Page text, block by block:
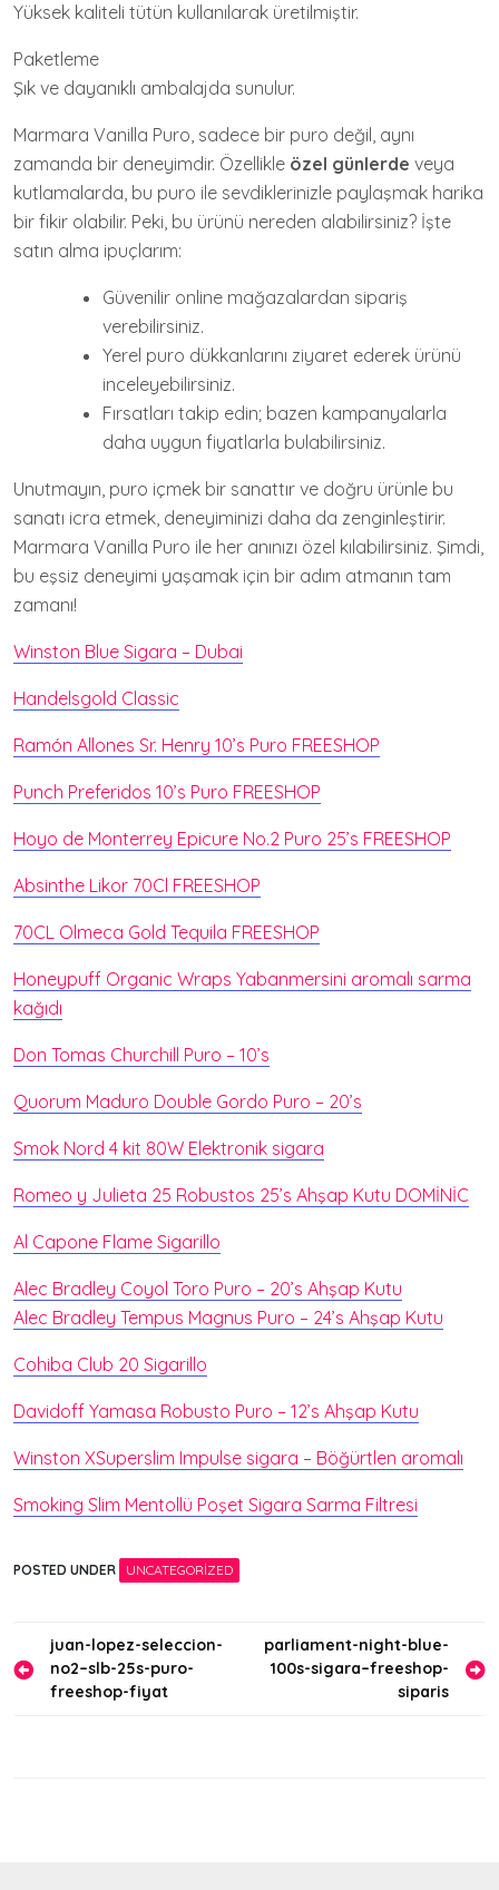
Yüksek kaliteli tütün kullanılarak üretilmiştir.
Paketleme
Şık ve dayanıklı ambalajda sunulur.
Marmara Vanilla Puro, sadece bir puro değil, aynı
zamanda bir deneyimdir. Özellikle özel günlerde veya
kutlamalarda, bu puro ile sevdiklerinizle paylaşmak harika
bir fikir olabilir. Peki, bu ürünü nereden alabilirsiniz? İşte
satın alma ipuçlarım:
Güvenilir online mağazalardan sipariş
verebilirsiniz.
Yerel puro dükkanlarını ziyaret ederek ürünü
inceleyebilirsiniz.
Fırsatları takip edin; bazen kampanyalarla
daha uygun fiyatlarla bulabilirsiniz.
Unutmayın, puro içmek bir sanattır ve doğru ürünle bu
sanatı icra etmek, deneyiminizi daha da zenginleştirir.
Marmara Vanilla Puro ile her anınızı özel kılabilirsiniz. Şimdi,
bu eşsiz deneyimi yaşamak için bir adım atmanın tam
zamanı!
Winston Blue Sigara – Dubai
Handelsgold Classic
Ramón Allones Sr. Henry 10’s Puro FREESHOP
Punch Preferidos 10’s Puro FREESHOP
Hoyo de Monterrey Epicure No.2 Puro 25’s FREESHOP
Absinthe Likor 70Cl FREESHOP
70CL Olmeca Gold Tequila FREESHOP
Honeypuff Organic Wraps Yabanmersini aromalı sarma
kağıdı
Don Tomas Churchill Puro – 10’s
Quorum Maduro Double Gordo Puro – 20’s
Smok Nord 4 kit 80W Elektronik sigara
Romeo y Julieta 25 Robustos 25’s Ahşap Kutu DOMİNİC
Al Capone Flame Sigarillo
Alec Bradley Coyol Toro Puro – 20’s Ahşap Kutu
Alec Bradley Tempus Magnus Puro – 24’s Ahşap Kutu
Cohiba Club 20 Sigarillo
Davidoff Yamasa Robusto Puro – 12’s Ahşap Kutu
Winston XSuperslim Impulse sigara – Böğürtlen aromalı
Smoking Slim Mentollü Poşet Sigara Sarma Filtresi
POSTED UNDER UNCATEGORIZED
Yazı
gezinmesi
juan-lopez-seleccion-
no2–slb-25s-puro-
freeshop-fiyat
parliament-night-blue-
100s-sigara–freeshop-
siparis